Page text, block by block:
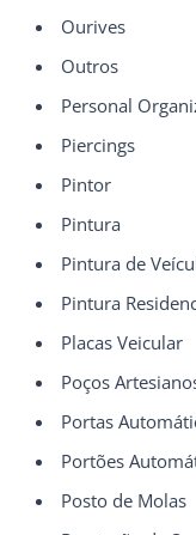
Ourives
Outros
Personal
Piercings
Pintor
Pintura
Pintura de
Pintura
Placas Veicular
Poços
Portas
Portões
Posto de Molas